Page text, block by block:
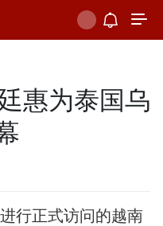
惠为泰国乌
行正式访问的越南